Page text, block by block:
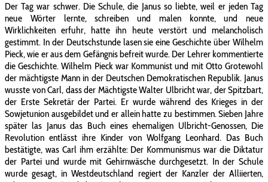
Der Tag war schwer. Die Schule, die Janus so liebte, weil er jeden Tag
neue Wörter lernte, schreiben und malen konnte, und neue
Wirklichkeiten erfuhr, hatte ihn heute verstört und melancholisch
gestimmt. In der Deutschstunde lasen sie eine Geschichte über Wilhelm
Pieck, wie er aus dem Gefängnis befreit wurde. Der Lehrer kommentierte
die Geschichte. Wilhelm Pieck war Kommunist und mit Otto Grotewohl
der mächtigste Mann in der Deutschen Demokratischen Republik. Janus
wusste von Carl, dass der Mächtigste Walter Ulbricht war, der Spitzbart,
der Erste Sekretär der Partei. Er wurde während des Krieges in der
Sowjetunion ausgebildet und er allein hatte zu bestimmen. Sieben Jahre
später las Janus das Buch eines ehemaligen Ulbricht-Genossen, Die
Revolution entlässt ihre Kinder von Wolfgang Leonhard. Das Buch
bestätigte, was Carl ihm erzählte: Der Kommunismus war die Diktatur
der Partei und wurde mit Gehirnwäsche durchgesetzt. In der Schule
wurde gesagt, in Westdeutschland regiert der Kanzler der Alliierten,